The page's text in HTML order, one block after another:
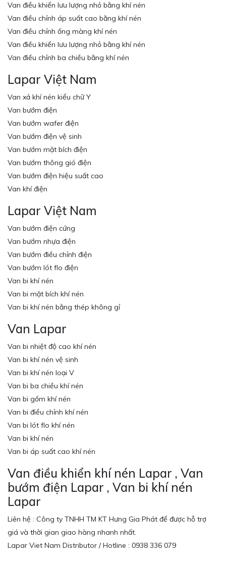
Van điều khiển lưu lượng nhỏ bằng khí nén
Van điều chỉnh áp suất cao bằng khí nén
Van điều chỉnh ống màng khí nén
Van điều khiển lưu lượng nhỏ bằng khí nén
Van điều chỉnh ba chiều bằng khí nén
Lapar Việt Nam
Van xả khí nén kiểu chữ Y
Van bướm điện
Van bướm wafer điện
Van bướm điện vệ sinh
Van bướm mặt bích điện
Van bướm thông gió điện
Van bướm điện hiệu suất cao
Van khí điện
Lapar Việt Nam
Van bướm điện cứng
Van bướm nhựa điện
Van bướm điều chỉnh điện
Van bướm lót flo điện
Van bi khí nén
Van bi mặt bích khí nén
Van bi khí nén bằng thép không gỉ
Van Lapar
Van bi nhiệt độ cao khí nén
Van bi khí nén vệ sinh
Van bi khí nén loại V
Van bi ba chiều khí nén
Van bi gốm khí nén
Van bi điều chỉnh khí nén
Van bi lót flo khí nén
Van bi khí nén
Van bi áp suất cao khí nén
Van điều khiển khí nén Lapar , Van
bướm điện Lapar , Van bi khí nén
Lapar
Liên hệ : Công ty TNHH TM KT Hưng Gia Phát để được hỗ trợ
giá và thời gian giao hàng nhanh nhất.
Lapar Viet Nam Distributor / Hotline : 0938 336 079